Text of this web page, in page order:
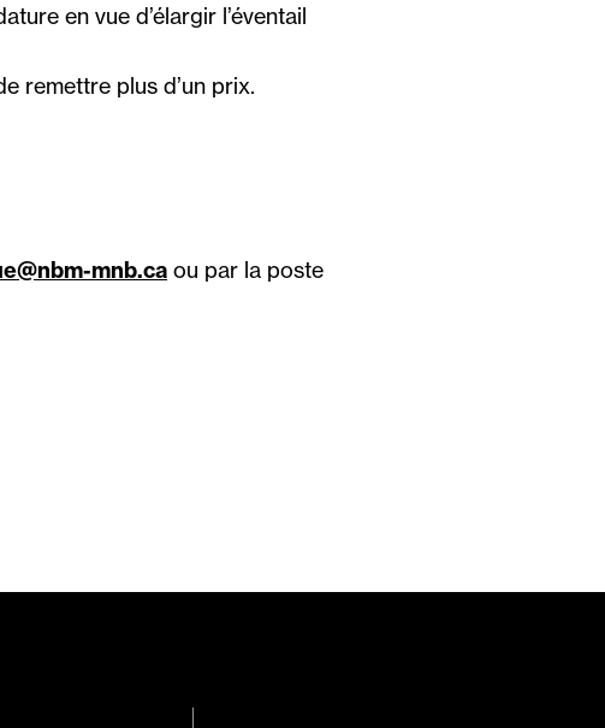
en vue d’élargir l’éventail
remettre plus d’un prix.
mnb.ca ou par la poste